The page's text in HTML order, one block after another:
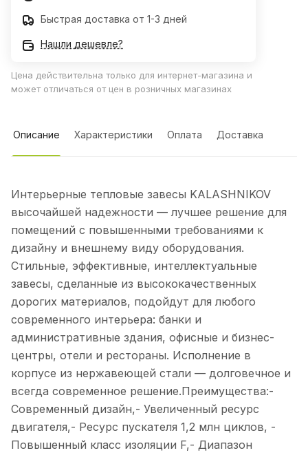
Быстрая доставка от 1-3 дней
Нашли дешевле?
Цена действительна только для интернет-магазина и
может отличаться от цен в розничных магазинах
Описание Характеристики Оплата Доставка
Интерьерные тепловые завесы KALASHNIKOV
высочайшей надежности — лучшее решение для
помещений с повышенными требованиями к
дизайну и внешнему виду оборудования.
Стильные, эффективные, интеллектуальные
завесы, сделанные из высококачественных
дорогих материалов, подойдут для любого
современного интерьера: банки и
административные здания, офисные и бизнес-
центры, отели и рестораны. Исполнение в
корпусе из нержавеющей стали — долговечное и
всегда современное решение.Преимущества:-
Современный дизайн,- Увеличенный ресурс
двигателя,- Ресурс пускателя 1,2 млн циклов, -
Повышенный класс изоляции F,- Диапазон